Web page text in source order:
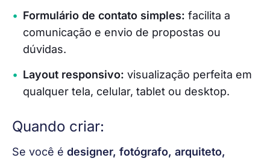
Formulário de contato simples: facilita a
comunicação e envio de propostas ou
dúvidas.
Layout responsivo: visualização perfeita em
qualquer tela, celular, tablet ou desktop.
Quando criar:
Se você é designer, fotógrafo, arquiteto,